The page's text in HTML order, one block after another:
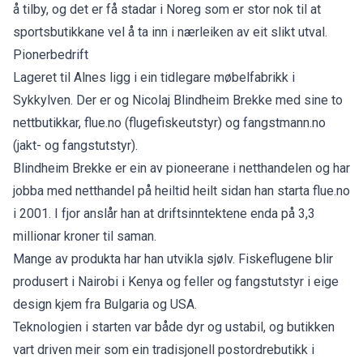
å tilby, og det er få stadar i Noreg som er stor nok til at
sportsbutikkane vel å ta inn i nærleiken av eit slikt utval.
Pionerbedrift
Lageret til Alnes ligg i ein tidlegare møbelfabrikk i
Sykkylven. Der er og Nicolaj Blindheim Brekke med sine to
nettbutikkar, flue.no (flugefiskeutstyr) og fangstmann.no
(jakt- og fangstutstyr).
Blindheim Brekke er ein av pioneerane i netthandelen og har
jobba med netthandel på heiltid heilt sidan han starta flue.no
i 2001. I fjor anslår han at driftsinntektene enda på 3,3
millionar kroner til saman.
Mange av produkta har han utvikla sjølv. Fiskeflugene blir
produsert i Nairobi i Kenya og feller og fangstutstyr i eige
design kjem fra Bulgaria og USA.
Teknologien i starten var både dyr og ustabil, og butikken
vart driven meir som ein tradisjonell postordrebutikk i